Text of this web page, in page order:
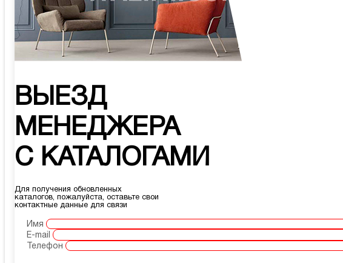
ВЫЕЗД
МЕНЕДЖЕРА
С КАТАЛОГАМИ
Для получения обновленных
каталогов, пожалуйста, оставьте свои
контактные данные для связи
Имя
E-mail
Телефон